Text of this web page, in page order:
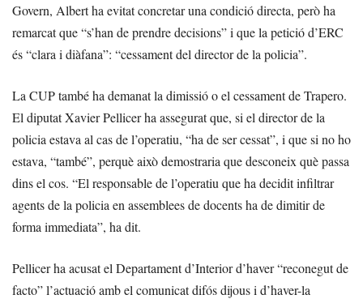
Govern, Albert ha evitat concretar una condició directa, però ha
remarcat que “s’han de prendre decisions” i que la petició d’ERC
és “clara i diàfana”: “cessament del director de la policia”.
La CUP també ha demanat la dimissió o el cessament de Trapero.
El diputat Xavier Pellicer ha assegurat que, si el director de la
policia estava al cas de l’operatiu, “ha de ser cessat”, i que si no ho
estava, “també”, perquè això demostraria que desconeix què passa
dins el cos. “El responsable de l’operatiu que ha decidit infiltrar
agents de la policia en assemblees de docents ha de dimitir de
forma immediata”, ha dit.
Pellicer ha acusat el Departament d’Interior d’haver “reconegut de
facto” l’actuació amb el comunicat difós dijous i d’haver-la